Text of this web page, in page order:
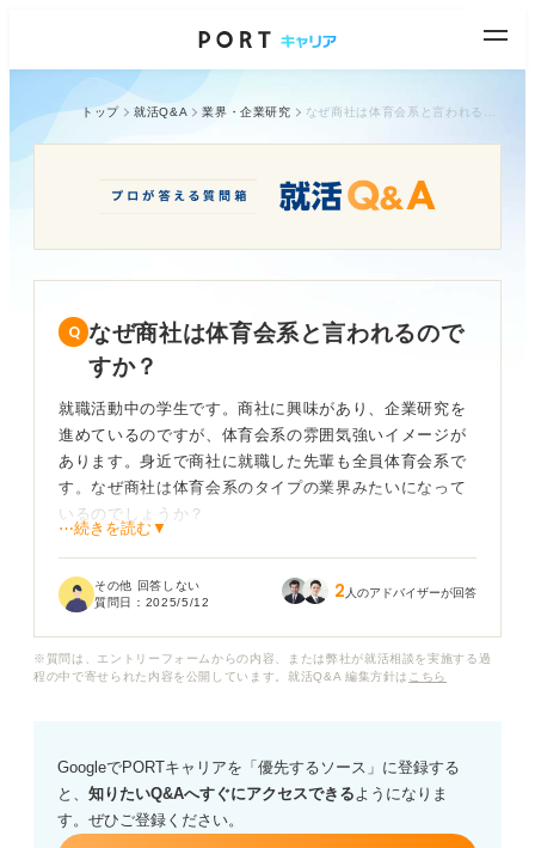
トップ 就活Q&A 業界・企業研究
なぜ商社は体育会系と言われるので
すか？
就職活動中の学生です。商社に興味があり、企業研究を
進めているのですが、体育会系の雰囲気強いイメージが
あります。身近で商社に就職した先輩も全員体育会系で
す。なぜ商社は体育会系のタイプの業界みたいになって
いるのでしょうか？
ていただきたいです。
⋯続きを読む▼
その他 回答しない
質問日： 2025/5/12 2 人のアドバイザーが回答
※質問は、エントリーフォームからの内容、または弊社が就活相談を実施する過
程の中で寄せられた内容を公開しています。就活Q&A 編集方針は こちら
GoogleでPORTキャリアを「優先するソース」に登録する
と、 知りたいQ&Aへすぐにアクセスできるようになりま
す。ぜひご登録ください。